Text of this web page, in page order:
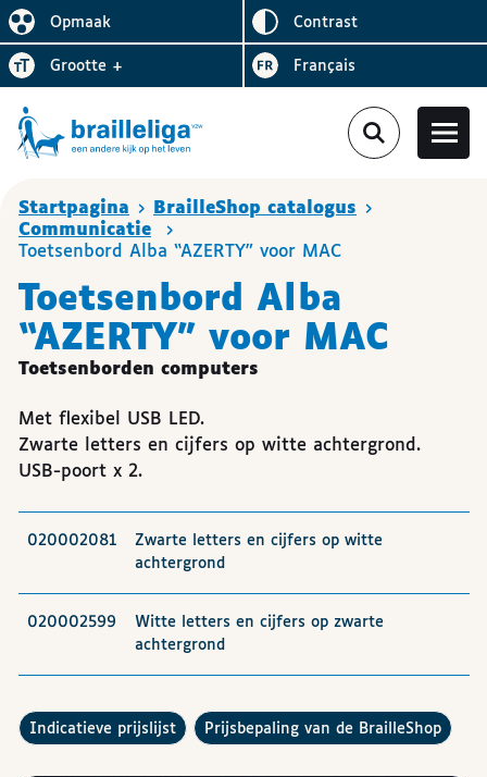
Opmaak
De lay-out vereenvoudigen
Omgekeerd
contrast
Letter
grootte vergroten
+ Visiter le site en
Français
Je bent hier :
Startpagina
BrailleShop catalogus
Communicatie
Toetsenbord Alba “AZERTY” voor MAC
Toetsenbord Alba
“AZERTY” voor MAC
Toetsenborden computers
Met flexibel USB LED.
Zwarte letters en cijfers op witte achtergrond.
USB-poort x 2.
020002081
Zwarte letters en cijfers op witte
achtergrond
020002599
Witte letters en cijfers op zwarte
achtergrond
Deindicatieve prijslijstraadplegen
Hoe werkt de
prijsbepaling van de BrailleShop?